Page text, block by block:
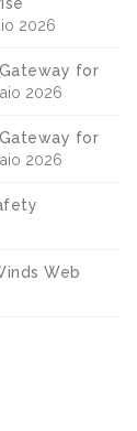
2026
for
2026
for
2026
Web